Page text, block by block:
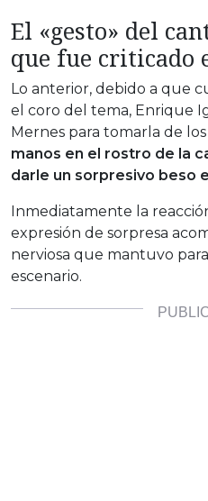
El «gesto» del
que fue criticado
Lo anterior, debido a que
el coro del tema, Enrique
Mernes para tomarla de los
manos en el rostro de la
darle un sorpresivo beso
Inmediatamente la
expresión de sorpresa
nerviosa que mantuvo
escenario.